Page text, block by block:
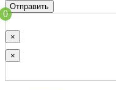
Отправить
0
×
×